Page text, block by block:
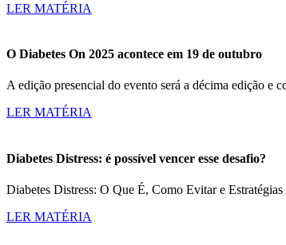
LER MATÉRIA
O Diabetes On 2025 acontece em 19 de outubro
A edição presencial do evento será a décima edição
LER MATÉRIA
Diabetes Distress: é possível vencer esse desafio?
Diabetes Distress: O Que É, Como Evitar e
LER MATÉRIA